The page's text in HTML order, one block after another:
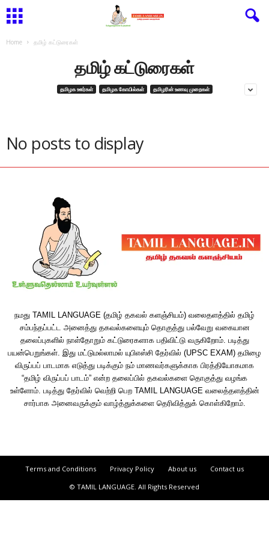
Home தமிழ் கட்டுரைகள்
தமிழ் கட்டுரைகள்
தமிழக ஊர்கள் தமிழக கோயில்கள் தமிழரின் உணவு முறைகள்
No posts to display
நமது TAMIL LANGUAGE (தமிழ் தகவல் களஞ்சியம்) வலைதளத்தில் தமிழ்
சம்பந்தப்பட்ட அனைத்து தகவல்களையும் தொகுத்து பல்வேறு வகையான
தலைப்புகளில் நாள்தோறும் கட்டுரைகளாக பதிவிட்டு வருகிறோம். படித்து
பயன்பெறுங்கள். இது மட்டுமல்லாமல் யுபிஎஸ்சி தேர்வில் (UPSC EXAM) தமிழை
விருப்பப் பாடமாக எடுத்து படிக்கும் நம் மாணவர்களுக்காக பிரத்தியோகமாக
“தமிழ் விருப்பப் பாடம்” என்ற தலைப்பில் தகவல்களை தொகுத்து வழங்க
உள்ளோம். படித்து தேர்வில் வெற்றி பெற TAMIL LANGUAGE வலைத்தளத்தின்
சார்பாக அனைவருக்கும் வாழ்த்துக்களை தெரிவித்துக் கொள்கிறோம்.
Terms and Conditions Privacy Policy About us
Contact us
© TAMIL LANGUAGE. All Rights Reserved